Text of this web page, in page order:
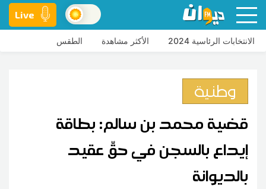
Live
الانتخابات الرئاسية 2024 الأكثر مشاهدة الطقس
وطنية
قضية محمد بن سالم: بطاقة
إيداع بالسجن في حقّ عقيد
بالديوانة